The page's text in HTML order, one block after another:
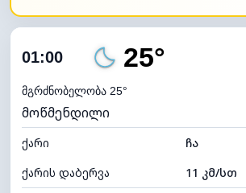
01:00 25°
მგრძნობელობა 25°
მოწმენდილი
ქარი
ჩა
ქარის დაბერვა
11 კმ/სთ